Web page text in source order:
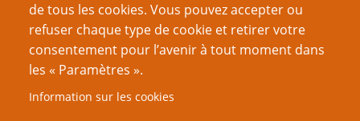
Auteur
de tous les cookies. Vous pouvez accepter ou
refuser chaque type de cookie et retirer votre
consentement pour l’avenir à tout moment dans
les « Paramètres ».
Information sur les cookies